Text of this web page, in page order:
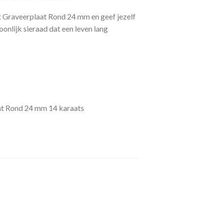
Rond 24 mm en geef jezelf
sieraad dat een leven lang
Rond 24 mm 14 karaats